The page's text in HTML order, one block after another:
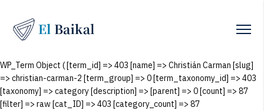
WP_Term Object ( [term_id] => 403 [name] => Christián Carman [slug]
=> christian-carman-2 [term_group] => 0 [term_taxonomy_id] => 403
[taxonomy] => category [description] => [parent] => 0 [count] => 87
[filter] => raw [cat_ID] => 403 [category_count] => 87